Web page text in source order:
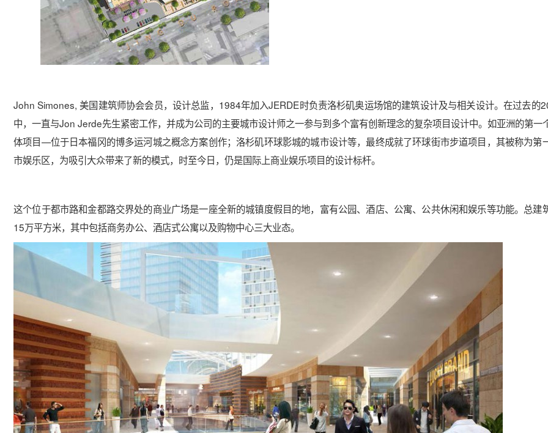
John Simones, 美国建筑师协会会员，设计总监，1984年加入JERDE时负责洛杉矶奥运场馆的建筑设计及与相关设计。在过去的
中，一直与Jon Jerde先生紧密工作，并成为公司的主要城市设计师之一参与到多个富有创新理念的复杂项目设计中。如亚洲的第一
体项目—位于日本福冈的博多运河城之概念方案创作；洛杉矶环球影城的城市设计等，最终成就了环球街市步道项目，其被称为第
市娱乐区，为吸引大众带来了新的模式，时至今日，仍是国际上商业娱乐项目的设计标杆。
这个位于都市路和金都路交界处的商业广场是一座全新的城镇度假目的地，富有公园、酒店、公寓、公共休闲和娱乐等功能。总建
15万平方米，其中包括商务办公、酒店式公寓以及购物中心三大业态。